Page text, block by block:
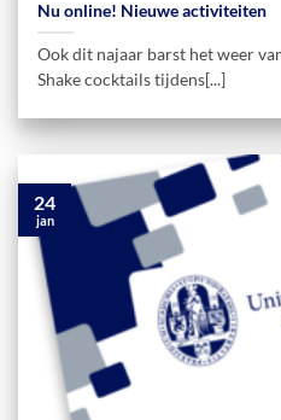
Nu online! Nieuwe activiteiten
Ook dit najaar barst het weer
Shake cocktails tijdens[...]
24
jan